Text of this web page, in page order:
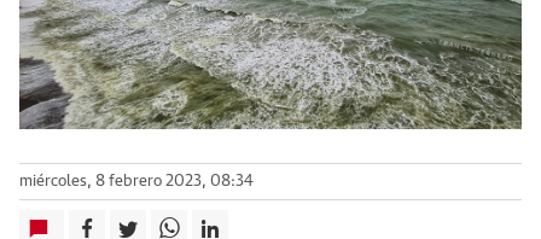
miércoles, 8 febrero 2023, 08:34